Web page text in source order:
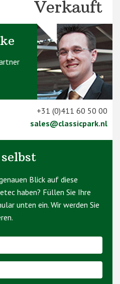
Verkauft
+31 (0)411 60 50 00
sales@classicpark.nl
Blick auf diese
haben? Füllen Sie Ihre
unten ein. Wir werden Sie